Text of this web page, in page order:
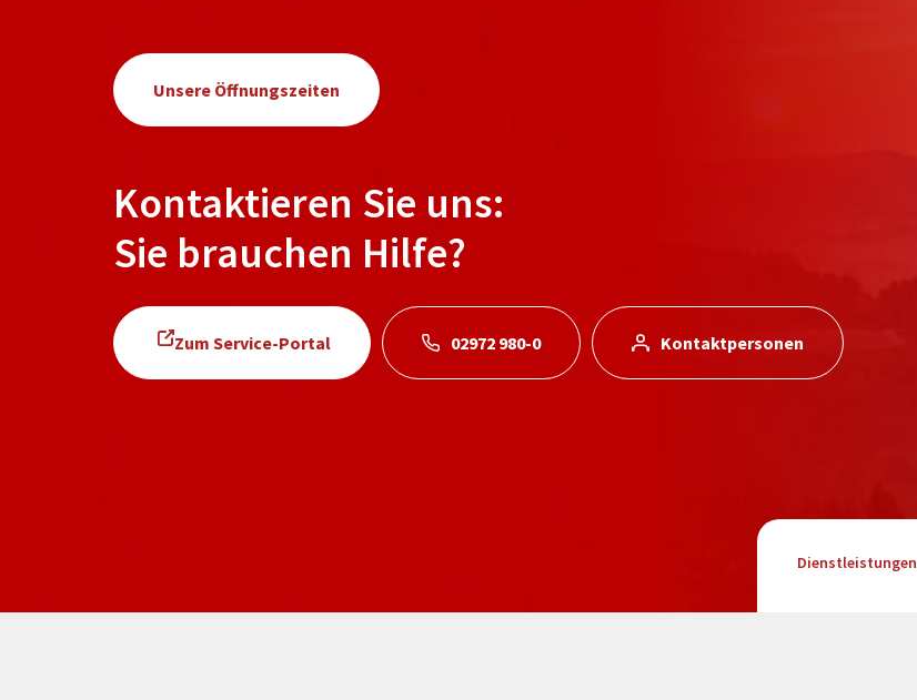
Unsere Öffnungszeiten
Kontaktieren Sie uns:
Sie brauchen Hilfe?
Zum Service-Portal 02972 980-0 Kontaktpersonen
Dienstleistungen